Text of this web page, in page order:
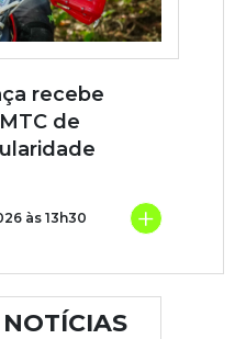
recebe
de
às 13h30 +